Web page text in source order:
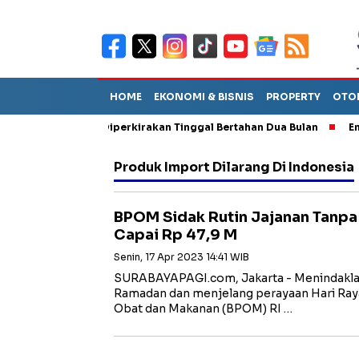
HOME EKONOMI & BISNIS PROPERTY
Sebut TPA Diperkirakan Tinggal Bertahan Dua Bulan Empat
Produk Import Dilarang Di Indonesia
BPOM Sidak Rutin Jajanan
Capai Rp 47,9 M
Senin, 17 Apr 2023 14:41 WIB
SURABAYAPAGI.com, Jakarta -
Ramadan dan menjelang perayaan Hari
Obat dan Makanan (BPOM) RI …